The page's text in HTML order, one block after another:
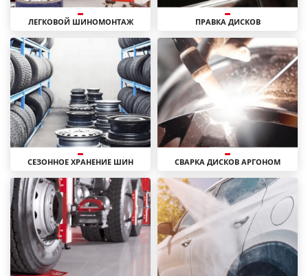
ЛЕГКОВОЙ ШИНОМОНТАЖ ПРАВКА ДИСКОВ
СЕЗОННОЕ ХРАНЕНИЕ ШИН СВАРКА ДИСКОВ АРГОНОМ